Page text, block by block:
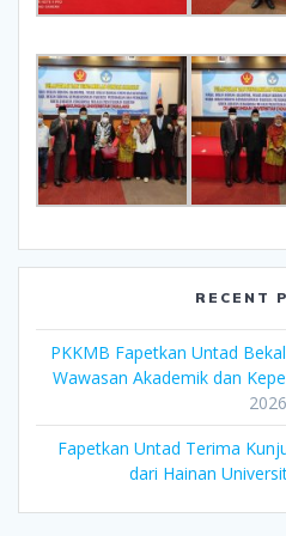
RECENT
PKKMB Fapetkan Untad
Wawasan Akademik dan
2026
Fapetkan Untad Terima
dari Hainan